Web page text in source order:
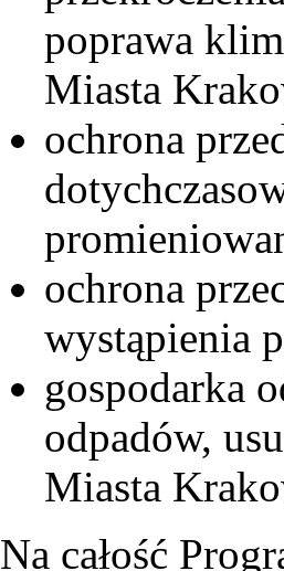
poprawa
Miasta
ochrona
ochrona
wystąpienia
gospodarka
odpadów,
Miasta
Na całość